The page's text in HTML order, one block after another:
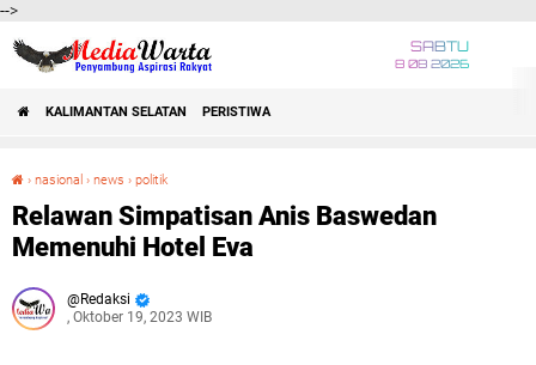
-->
SABTU
8 08 2026
KALIMANTAN SELATAN PERISTIWA
› nasional › news › politik
Relawan Simpatisan Anis Baswedan
Memenuhi Hotel Eva
Redaksi
, Oktober 19, 2023 WIB